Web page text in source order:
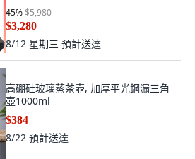
45%$5,980
$3,280
8/12 星期三 預計送達
高硼硅玻璃蒸茶壺, 加厚平光鋼漏三角
壺1000ml
$384
8/22 預計送達